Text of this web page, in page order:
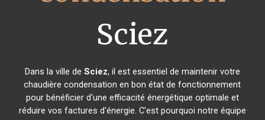
Sciez
Dans la ville de Sciez, il est essentiel de maintenir votre
chaudière condensation en bon état de fonctionnement
pour bénéficier d'une efficacité énergétique optimale et
réduire vos factures d'énergie. C'est pourquoi notre équipe